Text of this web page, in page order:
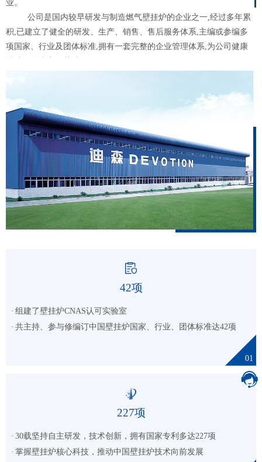
业。
公司是国内较早研发与制造燃气壁挂炉的企业之一,经过多年累
积,已建立了健全的研发、生产、销售、售后服务体系,主编或参编多
项国家、行业及团体标准,拥有一套完整的企业管理体系,为公司健康
适家居全系列产品和服务,现已涵盖壁挂炉、空气能、五恒系统、热
水器等产品。小松鼠壁挂炉连续多年畅销全国,并以自主品牌返销欧
洲,出口全球30多个国家和地区。
01
42项
组建了壁挂炉CNAS认可实验室
共主持、参与修编订中国壁挂炉国家、行业、团体标准达42项
227项
30载坚持自主研发，技术创新，拥有国家专利多达227项
掌握壁挂炉核心科技，推动中国壁挂炉技术向前发展